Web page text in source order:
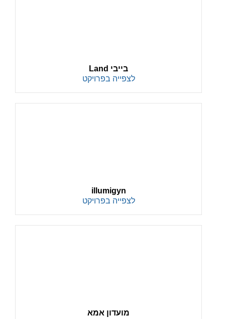
בייבי Land
לצפייה בפרויקט
illumigyn
לצפייה בפרויקט
מועדון אמא